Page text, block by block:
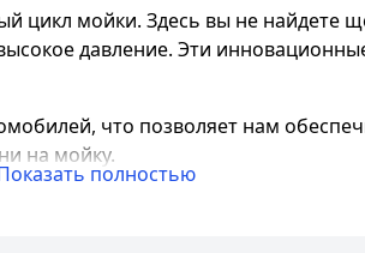
цикл мойки. Здесь вы не найдете
давление. Эти
что позволяет нам
на мойку.
полностью